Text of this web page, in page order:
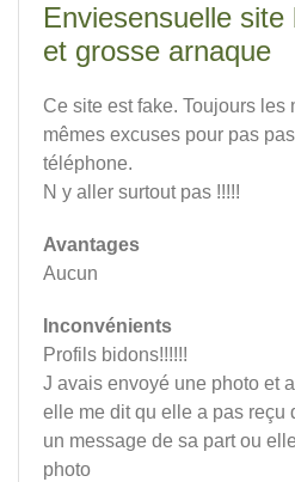
Enviesensuelle site
et grosse arnaque
Ce site est fake. Toujours les
mêmes excuses pour pas
téléphone.
N y aller surtout pas !!!!!
Avantages
Aucun
Inconvénients
Profils bidons!!!!!!
J avais envoyé une photo et
elle me dit qu elle a pas reçu
un message de sa part ou
photo